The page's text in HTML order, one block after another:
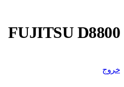
FUJITSU D8800
خروج